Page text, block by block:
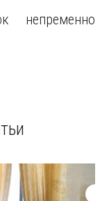
непременно